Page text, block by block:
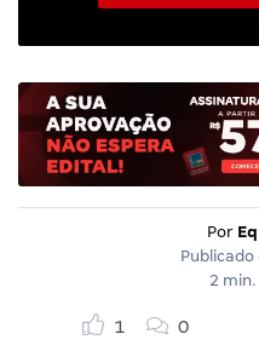
Por
Publicado
2
1 0